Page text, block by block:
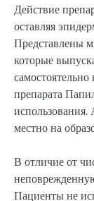
Действие
оставляя
Представлены
которые
препарата
использования.
местно на
В отличие от
Пациенты не